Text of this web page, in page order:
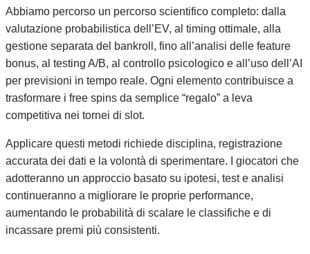
Abbiamo percorso un percorso scientifico completo: dalla
valutazione probabilistica dell’EV, al timing ottimale, alla
gestione separata del bankroll, fino all’analisi delle feature
bonus, al testing A/B, al controllo psicologico e all’uso dell’AI
per previsioni in tempo reale. Ogni elemento contribuisce a
trasformare i free spins da semplice “regalo” a leva
competitiva nei tornei di slot.
Applicare questi metodi richiede disciplina, registrazione
accurata dei dati e la volontà di sperimentare. I giocatori che
adotteranno un approccio basato su ipotesi, test e analisi
continueranno a migliorare le proprie performance,
aumentando le probabilità di scalare le classifiche e di
incassare premi più consistenti.